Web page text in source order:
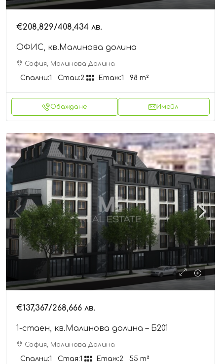
€208,829/408,434 лв.
ОФИС, кв.Малинова долина
София, Малинова Долина
Спални:1 Стаи:2 Етаж:1 98 m²
Обаждане Имейл
€137,367/268,666 лв.
1-стаен, кв.Малинова долина – Б201
София, Малинова Долина
Спални:1 Стая:1 Етаж:2 55 m²